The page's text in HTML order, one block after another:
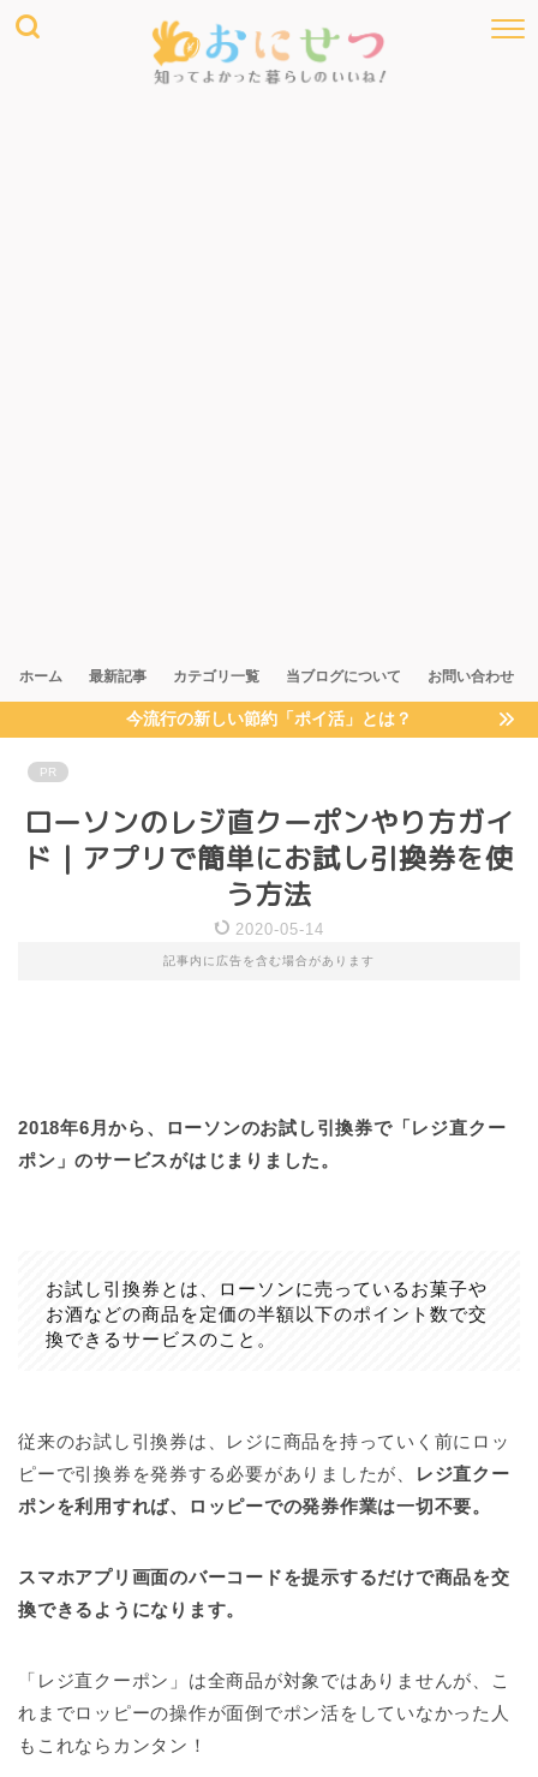
ホーム 最新記事 カテゴリ一覧 当ブログについて お問い合わせ
今流行の新しい節約「ポイ活」とは？
PR
ローソンのレジ直クーポンやり方ガイ
ド｜アプリで簡単にお試し引換券を使
う方法
2020-05-14
記事内に広告を含む場合があります
2018年6月から、ローソンのお試し引換券で「レジ直クー
ポン」のサービスがはじまりました。
お試し引換券とは、ローソンに売っているお菓子や
お酒などの商品を定価の半額以下のポイント数で交
換できるサービスのこと。
従来のお試し引換券は、レジに商品を持っていく前にロッ
ピーで引換券を発券する必要がありましたが、
レジ直クー
ポンを利用すれば、ロッピーでの発券作業は一切不要。
スマホアプリ画面のバーコードを提示するだけで商品を交
換できるようになります。
「レジ直クーポン」は全商品が対象ではありませんが、こ
れまでロッピーの操作が面倒でポン活をしていなかった人
もこれならカンタン！